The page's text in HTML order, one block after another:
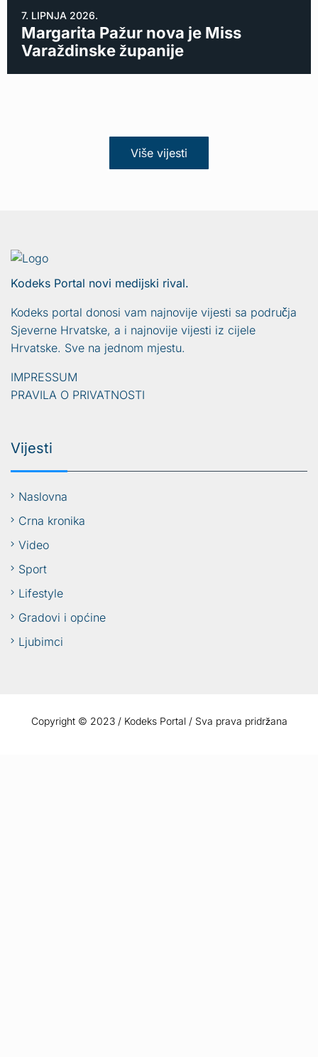
7. LIPNJA 2026.
Margarita Pažur nova je Miss
Varaždinske županije
Više vijesti
Kodeks Portal novi medijski rival.
Kodeks portal donosi vam najnovije vijesti sa područja
Sjeverne Hrvatske, a i najnovije vijesti iz cijele
Hrvatske. Sve na jednom mjestu.
IMPRESSUM
PRAVILA O PRIVATNOSTI
Vijesti
Naslovna
Crna kronika
Video
Sport
Lifestyle
Gradovi i općine
Ljubimci
Copyright © 2023 / Kodeks Portal / Sva prava pridržana